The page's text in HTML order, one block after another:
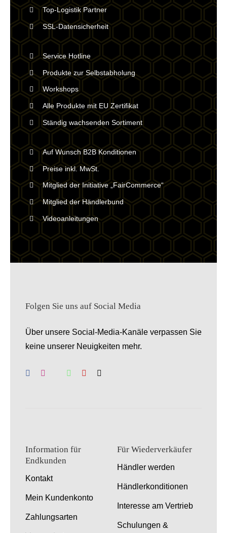
Top-Logistik Partner
SSL-Datensicherheit
Service Hotline
Produkte zur Selbstabholung
Workshops
Alle Produkte mit EU Zertifikat
Ständig wachsenden Sortiment
Auf Wunsch B2B Konditionen
Preise inkl. MwSt.
Mitglied der Initiative „FairCommerce“
Mitglied der Händlerbund
Videoanleitungen
Folgen Sie uns auf Social Media
Über unsere Social-Media-Kanäle verpassen Sie
keine unserer Neuigkeiten mehr.
Information für
Endkunden
Kontakt
Mein Kundenkonto
Zahlungsarten
Für Wiederverkäufer
Händler werden
Händlerkonditionen
Interesse am Vertrieb
Schulungen &